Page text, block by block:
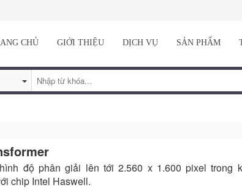
CHỦ GIỚI THIỆU DỊCH VỤ SẢN PHẨM
độ phân giải lên tới 2.560 x 1.600 pixel trong
chip Intel Haswell.